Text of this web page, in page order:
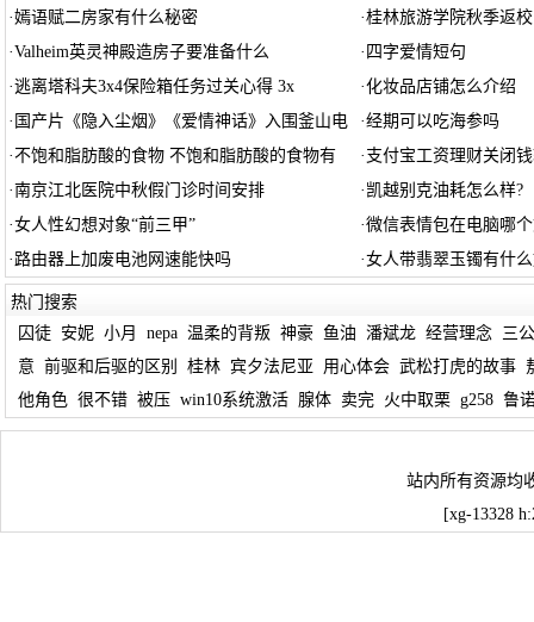
·嫣语赋二房家有什么秘密 ·桂林旅游学院秋季返
·Valheim英灵神殿造房子要准备什么 · 四字爱情短句
·逃离塔科夫3x4保险箱任务过关心得 3x ·化妆品店铺怎么介绍
· 国产片《隐入尘烟》《爱情神话》入围釜山电 ·经期可以吃海参吗
·不饱和脂肪酸的食物 不饱和脂肪酸的食物有 · 支付宝工资理财关闭
·南京江北医院中秋假门诊时间安排 · 凯越别克油耗怎么样?
·女人性幻想对象“前三甲” ·微信表情包在电脑哪
· 路由器上加废电池网速能快吗 ·女人带翡翠玉镯有什
热门搜索
囚徒
安妮 小月 nepa 温柔的背叛 神豪 鱼油 潘斌龙 经营理念
三
意 前驱和后驱的区别 桂林 宾夕法尼亚 用心体会 武松打虎的故事
他角色 很不错 被压 win10系统激活 腺体 卖完 火中取栗 g258 鲁
站内所有资源均
[xg-13328